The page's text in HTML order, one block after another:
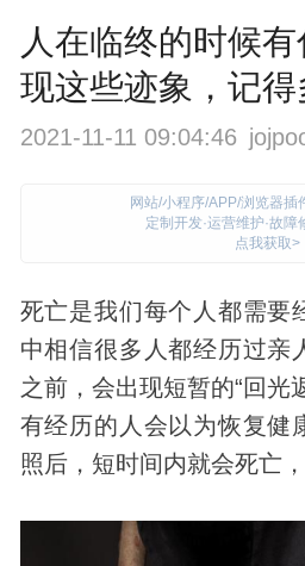
人在临终的时候
现这些迹象，记得
2021-11-11 09:04:46
网站/小程序/APP/浏览器插
定制开发·运营维护·故障
点我获取>
死亡是我们每个人都需要
中相信很多人都经历过亲
之前，会出现短暂的“回光
有经历的人会以为恢复健
照后，短时间内就会死亡